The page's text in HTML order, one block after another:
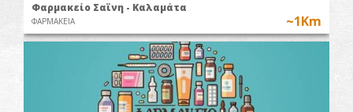
Φαρμακείο Σαϊνη - Καλαμάτα
ΦΑΡΜΑΚΕΙΑ ~1Km